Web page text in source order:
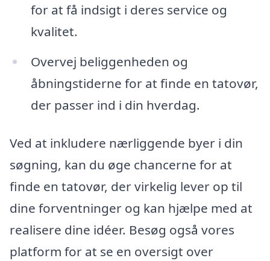
for at få indsigt i deres service og
kvalitet.
Overvej beliggenheden og
åbningstiderne for at finde en tatovør,
der passer ind i din hverdag.
Ved at inkludere nærliggende byer i din
søgning, kan du øge chancerne for at
finde en tatovør, der virkelig lever op til
dine forventninger og kan hjælpe med at
realisere dine idéer. Besøg også vores
platform for at se en oversigt over